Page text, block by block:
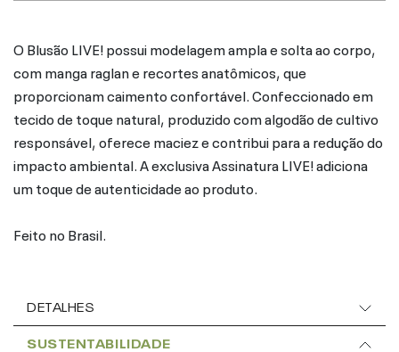
O Blusão LIVE! possui modelagem ampla e solta ao corpo,
com manga raglan e recortes anatômicos, que
proporcionam caimento confortável. Confeccionado em
tecido de toque natural, produzido com algodão de cultivo
responsável, oferece maciez e contribui para a redução do
impacto ambiental. A exclusiva Assinatura LIVE! adiciona
um toque de autenticidade ao produto.
Feito no Brasil.
DETALHES
SUSTENTABILIDADE